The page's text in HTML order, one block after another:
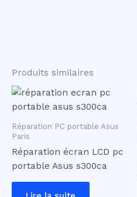
Produits similaires
Réparation PC portable Asus
Paris
Réparation écran LCD pc
portable Asus s300ca